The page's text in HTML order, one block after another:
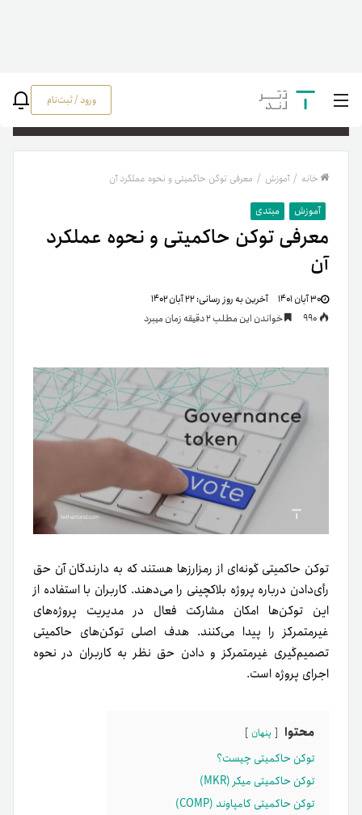
ورود / ثبت‌نام
خانه / آموزش / معرفی توکن حاکمیتی و نحوه عملکرد آن
آموزش مبتدی
معرفی توکن حاکمیتی و نحوه عملکرد
آن
۳۰ آبان ۱۴۰۱ آخرین به روز رسانی:۲۲ آبان ۱۴۰۲
خواندن این مطلب 2 دقیقه زمان میبرد
توکن حاکمیتی گونه‌ای از رمزارزها هستند که به دارندگان آن حق
رأی‌دادن درباره پروژه بلاکچینی را می‌دهند. کاربران با استفاده از
این توکن‌ها امکان مشارکت فعال در مدیریت پروژه‌های
غیرمتمرکز را پیدا می‌کنند. هدف اصلی توکن‌های حاکمیتی
تصمیم‌گیری غیرمتمرکز و دادن حق نظر به کاربران در نحوه
اجرای پروژه است.
محتوا پنهان
توکن حاکمیتی چیست؟
توکن حاکمیتی میکر (MKR)
توکن حاکمیتی کامپاوند (COMP)